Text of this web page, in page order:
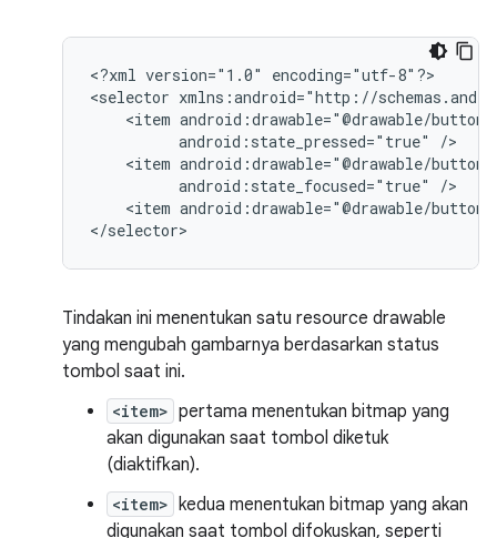
<?xml version="1.0"
encoding="utf-8"?>
<selector
<item
android:state_pressed="true"
<item
android:state_focused="true"
<item android:drawable="@drawable/
</selector>
Tindakan ini menentukan satu resource drawable
yang mengubah gambarnya berdasarkan status
tombol saat ini.
<item> pertama menentukan bitmap yang
akan digunakan saat tombol diketuk
(diaktifkan).
<item> kedua menentukan bitmap yang akan
digunakan saat tombol difokuskan, seperti